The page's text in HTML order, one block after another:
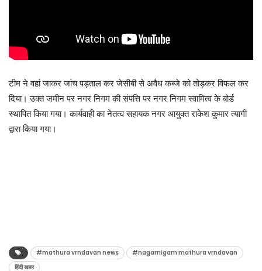
टीम ने वहां जाकर जांच पड़ताल कर जेसीबी से अवैध कब्जे को तोड़कर विफल कर
दिया। उक्त जमीन पर नगर निगम की संपत्ति पर नगर निगम स्वामित्व के बोर्ड
स्थापित किया गया। कार्यवाही का नेतत्व सहायक नगर आयुक्त राकेश कुमार त्यागी
द्वारा किया गया।
#mathura vrndavan news
#nagarnigam mathura vrndavan
हिंदी खबर